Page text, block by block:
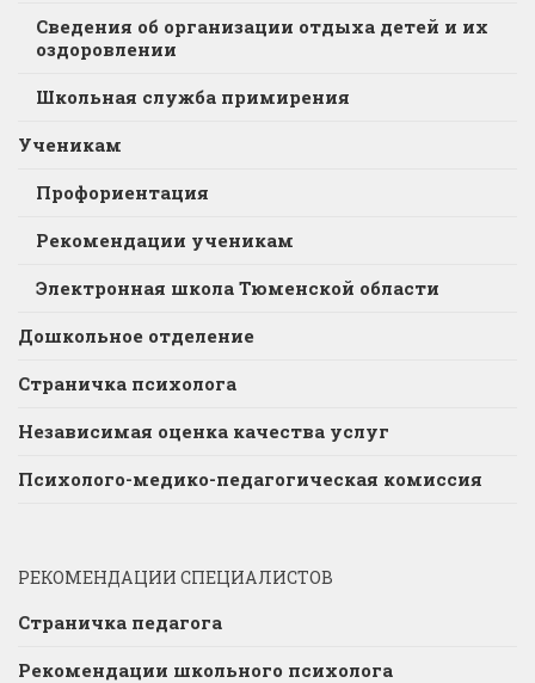
Сведения об организации отдыха детей и их
оздоровлении
Школьная служба примирения
Ученикам
Профориентация
Рекомендации ученикам
Электронная школа Тюменской области
Дошкольное отделение
Страничка психолога
Независимая оценка качества услуг
Психолого-медико-педагогическая комиссия
РЕКОМЕНДАЦИИ СПЕЦИАЛИСТОВ
Страничка педагога
Рекомендации школьного психолога